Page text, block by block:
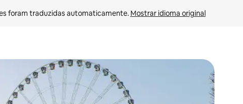
foram traduzidas automaticamente. Mostrar idioma original